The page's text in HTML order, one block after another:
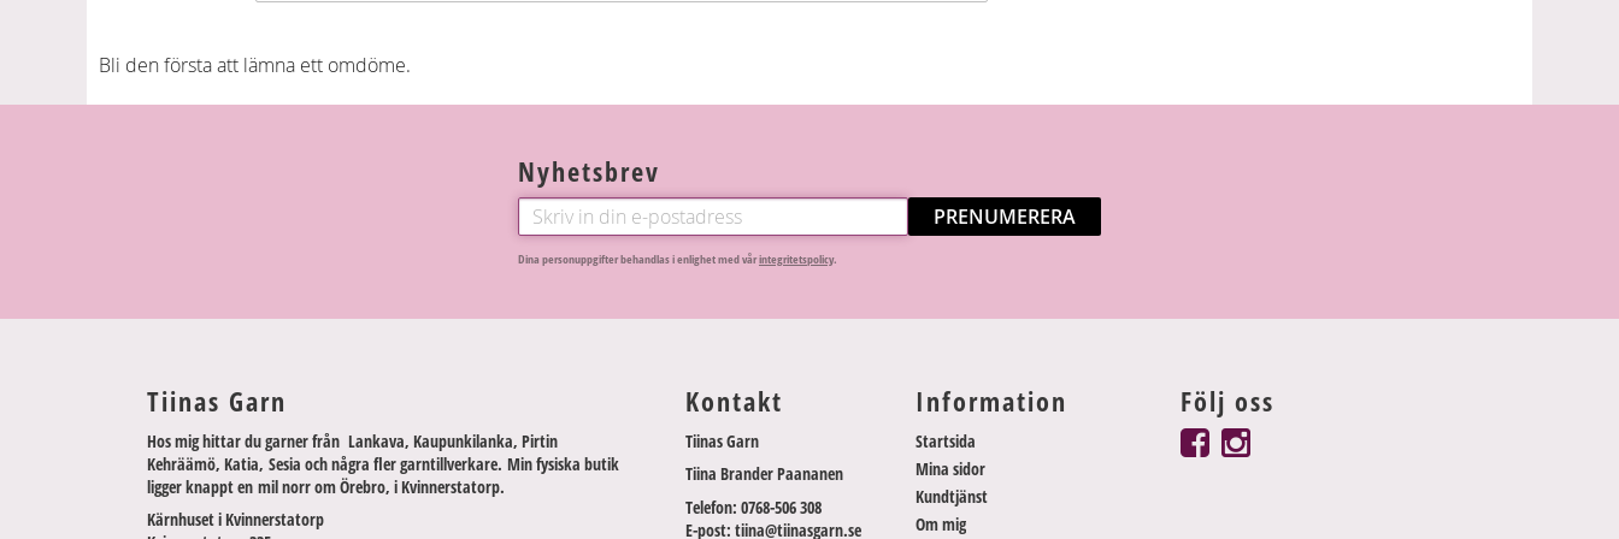
Bli den första att lämna ett omdöme.
Nyhetsbrev
PRENUMERERA
Dina personuppgifter behandlas i enlighet med vårintegritetspolicy.
Tiinas Garn
Hos mig hittar du garner från Lankava, Kaupunkilanka, Pirtin
Kehräämö, Katia, Sesia och några fler garntillverkare. Min fysiska butik
ligger knappt en mil norr om Örebro, i Kvinnerstatorp.
Kärnhuset i Kvinnerstatorp
Kontakt
Tiinas Garn
Tiina Brander Paananen
Telefon: 0768-506 308
E-post: tiina@tiinasgarn.se
Information
Startsida
Mina sidor
Kundtjänst
Om mig
Följ oss